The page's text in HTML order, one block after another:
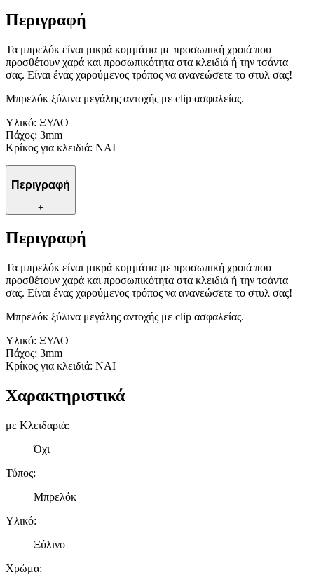
Περιγραφή
Τα μπρελόκ είναι μικρά κομμάτια με προσωπική χροιά που
προσθέτουν χαρά και προσωπικότητα στα κλειδιά ή την τσάντα
σας. Είναι ένας χαρούμενος τρόπος να ανανεώσετε το στυλ σας!
Μπρελόκ ξύλινα μεγάλης αντοχής με clip ασφαλείας.
Υλικό: ΞΥΛΟ
Πάχος: 3mm
Κρίκος για κλειδιά: ΝΑΙ
Περιγραφή
+
Περιγραφή
Τα μπρελόκ είναι μικρά κομμάτια με προσωπική χροιά που
προσθέτουν χαρά και προσωπικότητα στα κλειδιά ή την τσάντα
σας. Είναι ένας χαρούμενος τρόπος να ανανεώσετε το στυλ σας!
Μπρελόκ ξύλινα μεγάλης αντοχής με clip ασφαλείας.
Υλικό: ΞΥΛΟ
Πάχος: 3mm
Κρίκος για κλειδιά: ΝΑΙ
Χαρακτηριστικά
με Κλειδαριά:
Όχι
Τύπος:
Μπρελόκ
Υλικό:
Ξύλινο
Χρώμα: